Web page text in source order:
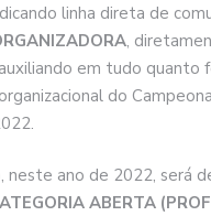
linha direta de
,
em tudo quanto
do
neste ano de 2022, será
ABERTA